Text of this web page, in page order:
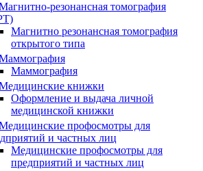
резонансная томография
Магнитно резонансная томография
открытого типа
Маммография
книжки
Оформление и выдача личной
медицинской книжки
профосмотры для
и частных лиц
Медицинские профосмотры для
предприятий и частных лиц